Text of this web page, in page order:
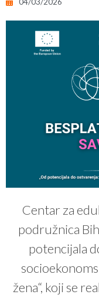
Centar za
podružnica
potencijala
žena“, koji se